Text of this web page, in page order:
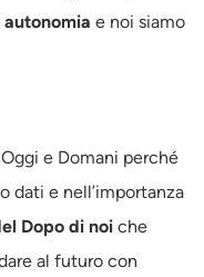
autonomia e noi siamo
e Domani perché
dati e nell’importanza
Dopo di noi che
al futuro con